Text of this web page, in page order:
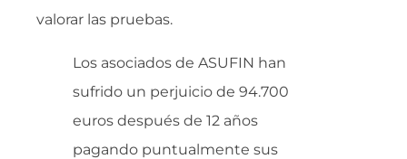
valorar las pruebas.
Los asociados de ASUFIN han
sufrido un perjuicio de 94.700
euros después de 12 años
pagando puntualmente sus